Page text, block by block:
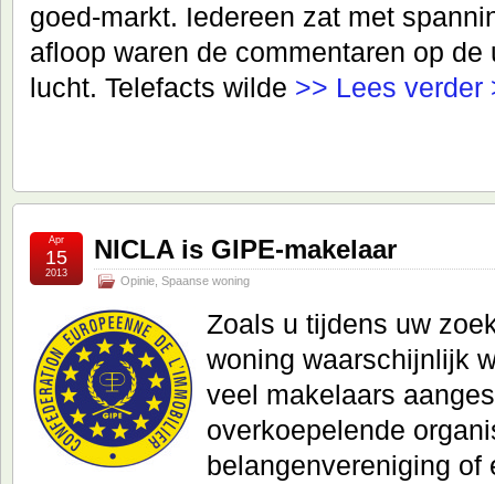
goed-markt. Iedereen zat met
afloop waren de commentaren op
lucht. Telefacts wilde >> Lees verder
NICLA is GIPE-makelaar
Opinie Spaanse woning
Apr
15
2013
Zoals u tijdens uw
woning waarschijnlijk
veel makelaars
overkoepelende
belangenvereniging of